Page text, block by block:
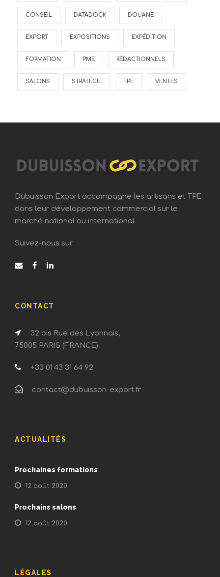
CONSEIL DATADOCK DOUANE
EXPORT EXPOSITIONS EXPÉDITION
FORMATION PME RÉDACTIONNELS
SALONS STRATÉGIE TPE VENTES
Dubuisson Export accompagne les artisans et TPE
dans leur développement commercial sur le
marché national ou international.
Suivez-nous sur
CONTACT
32 bis Rue des Lyonnais,
75005 PARIS (FRANCE)
+33 01 43 31 64 92
contact@dubuisson-export.fr
ACTUALITÉS
Prochaines formations
12 août 2020
Prochains salons
12 août 2020
LÉGALES